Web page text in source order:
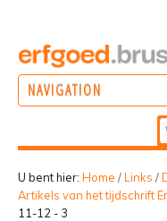
NAVIGATION
BELEVEN
U bent hier: Home /Links /
Artikels van het tijdschrift
11-12 - 3